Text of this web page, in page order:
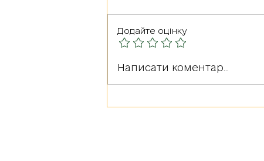
Герої серед нас: РУДА
Додайте оцінку
Написати коментар...